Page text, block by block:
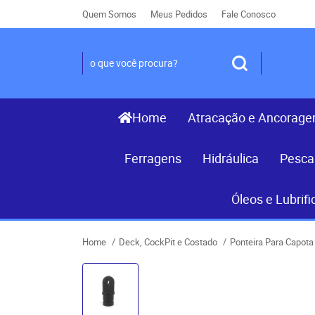
Quem Somos Meus Pedidos Fale Conosco
Home Atracação e
Ferragens Hidráulica Pesca
Óleos e
Home Deck, CockPit e Costado Ponteira Para